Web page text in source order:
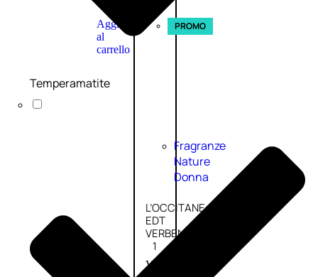
Aggiungi
al
carrello
PROMO
Fragranze
Nature
Donna
L’OCCITANE
EDT
VERBENA
1
Valutato
Temperamatite